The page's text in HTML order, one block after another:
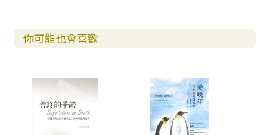
你可能也會喜歡